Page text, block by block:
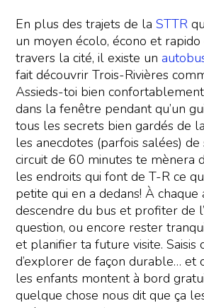
En plus des trajets de laSTTR
un moyen écolo, écono et
travers la cité, il existe un
fait découvrir Trois-Rivières
Assieds-toi bien
dans la fenêtre pendant qu’un
tous les secrets bien gardés de
les anecdotes (parfois salées) de
circuit de 60 minutes te mènera
les endroits qui font de T-R ce
petite qui en a dedans! À
descendre du bus et profiter de
question, ou encore rester
et planifier ta future visite. Saisis
d’explorer de façon durable… et
les enfants montent à bord
quelque chose nous dit que ça